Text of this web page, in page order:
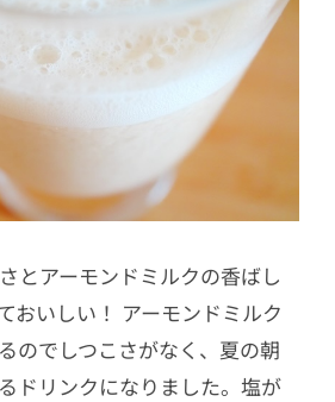
とアーモンドミルクの香ばし
おいしい！ アーモンドミルク
のでしつこさがなく、夏の朝
ドリンクになりました。塩が